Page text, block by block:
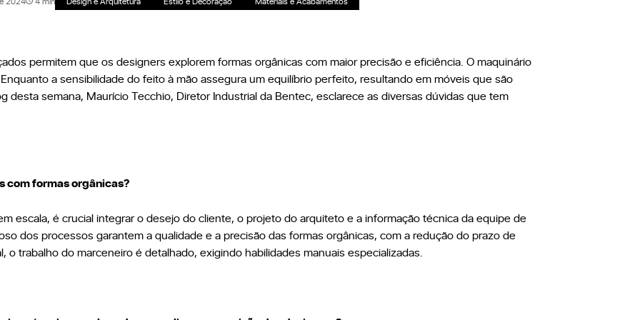
Relatório de Transparência Salarial
permitem que os designers explorem formas orgânicas com maior precisão e eficiência. O maquinário
a sensibilidade do feito à mão assegura um equilíbrio perfeito, resultando em móveis que são
desta semana, Maurício Tecchio, Diretor Industrial da Bentec, esclarece as diversas dúvidas que tem
com formas orgânicas?
escala, é crucial integrar o desejo do cliente, o projeto do arquiteto e a informação técnica da equipe de
dos processos garantem a qualidade e a precisão das formas orgânicas, com a redução do prazo de
trabalho do marceneiro é detalhado, exigindo habilidades manuais especializadas.